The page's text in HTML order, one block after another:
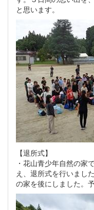
と思います。
【退所式】
・花山青少年自然の家
え、退所式を行いまし
の家を後にしました。